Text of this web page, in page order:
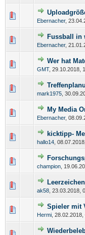
Ebernacher,
Fussball in
Ebernacher,
Wer hat
GMT, 29.10.2018,
mark1975
My Media
Ebernacher,
kicktipp-
hallo14
champion
ak58 23.03.2018,
Spieler mit
Hermi 28.02.2018,